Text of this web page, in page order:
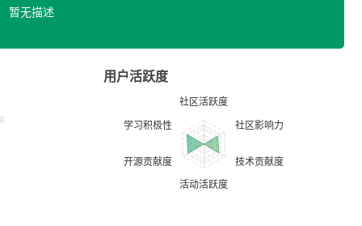
暂无描述
用户活跃度